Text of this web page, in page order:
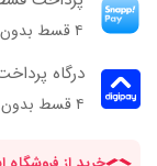
۴ قسط بدون کارمزد، ماهانه ۲٬۵۵۲٬۰۰۰ تومان
درگاه
۴ قسط بدون کارمزد، ماهانه 2,552,000 تومان